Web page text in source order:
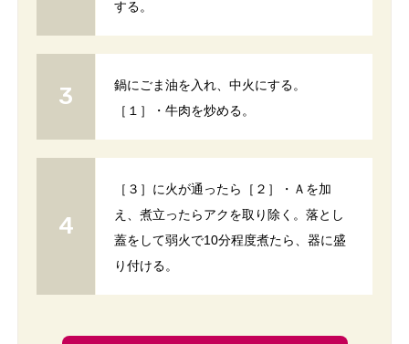
する。
鍋にごま油を入れ、中火にする。
［１］・牛肉を炒める。
［３］に火が通ったら［２］・Ａを加
え、煮立ったらアクを取り除く。落とし
蓋をして弱火で10分程度煮たら、器に盛
り付ける。